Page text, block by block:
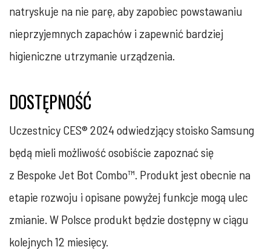
natryskuje na nie parę, aby zapobiec powstawaniu
nieprzyjemnych zapachów i zapewnić bardziej
higieniczne utrzymanie urządzenia.
DOSTĘPNOŚĆ
Uczestnicy CES® 2024 odwiedzjący stoisko Samsung
będą mieli możliwość osobiście zapoznać się
z Bespoke Jet Bot Combo™. Produkt jest obecnie na
etapie rozwoju i opisane powyżej funkcje mogą ulec
zmianie. W Polsce produkt będzie dostępny w ciągu
kolejnych 12 miesięcy.